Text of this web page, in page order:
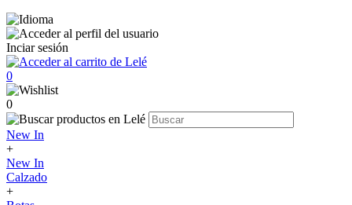
Inciar sesión
0
0
New In
+
New In
Calzado
+